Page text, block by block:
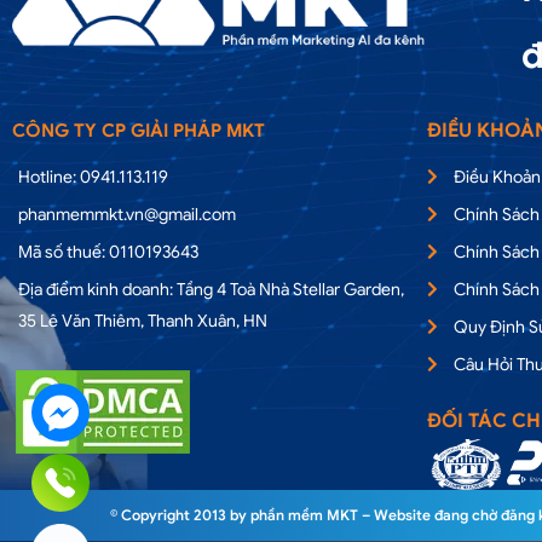
CÔNG TY CP GIẢI PHÁP MKT
Hotline: 0941.113.119
phanmemmkt.vn@gmail.com
Mã số thuế: 0110193643
Địa điểm kinh doanh: Tầng 4 Toà Nhà Stellar Garden,
35 Lê Văn Thiêm, Thanh Xuân, HN
ĐIỀU
Điều
Chính
Chính
Chính
Quy Định
Câu Hỏi
ĐỐI TÁC
© Copyright 2013 by phần mềm MKT – Website đang chờ